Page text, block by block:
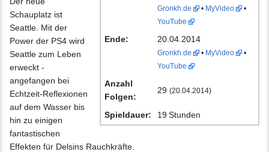
Gronkh.de • MyVideo
•
YouTube
Ende: 20.04.2014
Gronkh.de • MyVideo
•
YouTube
Anzahl
Folgen:
29 (20.04.2014)
Spieldauer: 19 Stunden
Schauplatz ist
Seattle. Mit der
Power der PS4 wird
Seattle zum Leben
erweckt -
angefangen bei
Echtzeit-Reflexionen
auf dem Wasser bis
hin zu einigen
fantastischen
Effekten für Delsins Rauchkräfte.